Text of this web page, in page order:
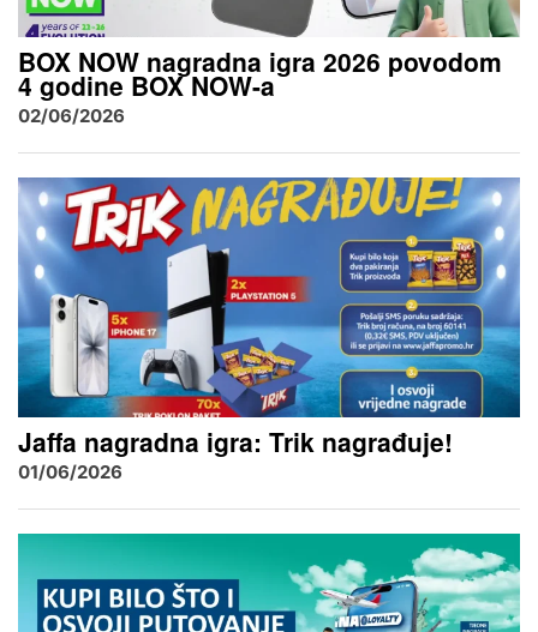
BOX NOW nagradna igra 2026 povodom
4 godine BOX NOW-a
02/06/2026
Jaffa nagradna igra: Trik nagrađuje!
01/06/2026